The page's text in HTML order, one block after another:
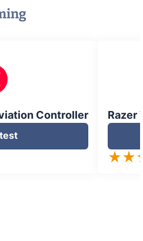
Controller Razer